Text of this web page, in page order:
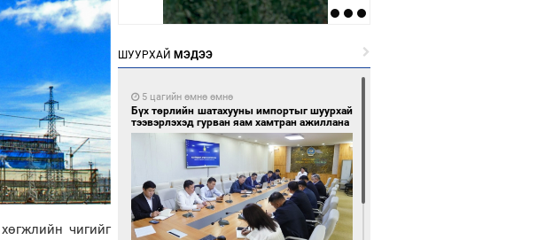
чигийг
ШУУРХАЙ МЭДЭЭ
5 цагийн өмнө өмнө
Бүх төрлийн шатахууны импортыг шуурхай
тээвэрлэхэд гурван яам хамтран ажиллана